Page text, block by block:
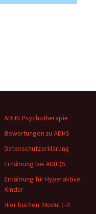
ADHS Psychotherapie
Bewertungen zu ADHS
Datenschutzerklärung
Ernährung bei AD(H)S
Ernährung für Hyperaktive
Kinder
Hier buchen: Modul 1-3